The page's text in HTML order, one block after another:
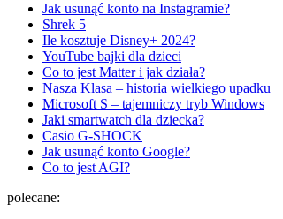
Jak usunąć konto na Instagramie?
Shrek 5
Ile kosztuje Disney+ 2024?
YouTube bajki dla dzieci
Co to jest Matter i jak działa?
Nasza Klasa – historia wielkiego upadku
Microsoft S – tajemniczy tryb Windows
Jaki smartwatch dla dziecka?
Casio G-SHOCK
Jak usunąć konto Google?
Co to jest AGI?
polecane: